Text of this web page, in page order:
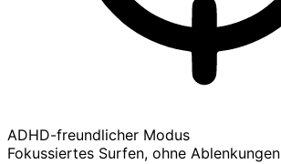
ADHD-freundlicher Modus
Fokussiertes Surfen, ohne Ablenkungen